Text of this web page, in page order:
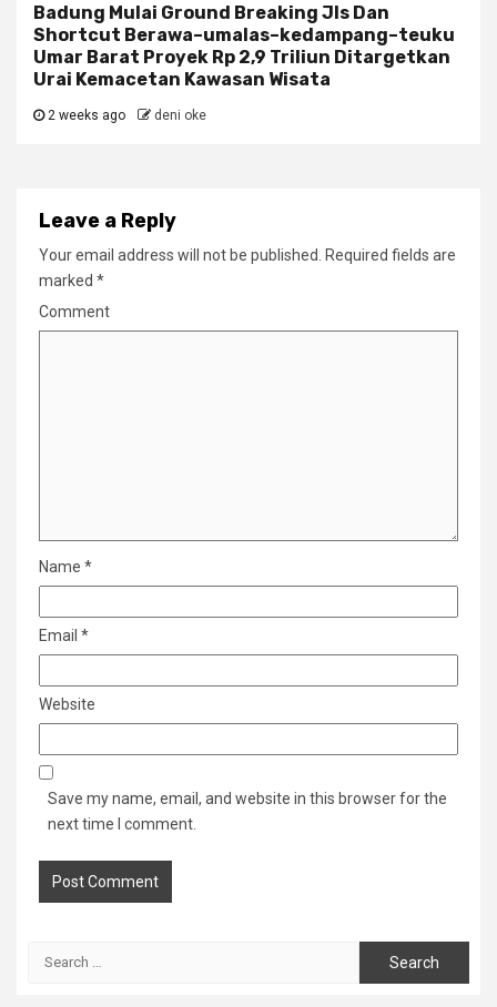
Badung Mulai Ground Breaking Jls Dan
Shortcut Berawa–umalas–kedampang–teuku
Umar Barat Proyek Rp 2,9 Triliun Ditargetkan
Urai Kemacetan Kawasan Wisata
2 weeks ago deni oke
Leave a Reply
Your email address will not be published.
Required fields are
marked *
Comment
Name *
Email *
Website
Save my name, email, and website in this browser for the
next time I comment.